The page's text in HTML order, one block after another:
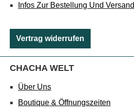
Infos Zur Bestellung Und Versand
Vertrag widerrufen
CHACHA WELT
Über Uns
Boutique & Öffnungszeiten